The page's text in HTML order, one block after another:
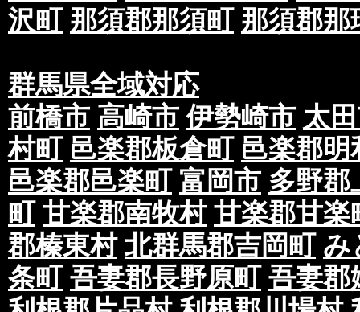
沢町 那須郡那須町 那須郡那
群馬県全域対応
前橋市 高崎市 伊勢崎市 太
村町 邑楽郡板倉町 邑楽郡明
邑楽郡邑楽町 富岡市 多野郡
町 甘楽郡南牧村 甘楽郡甘楽
郡榛東村 北群馬郡吉岡町 み
条町 吾妻郡長野原町 吾妻郡